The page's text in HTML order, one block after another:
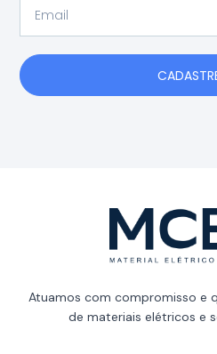
Atuamos com compromisso e
de materiais elétricos e